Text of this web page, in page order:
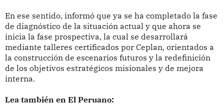
En ese sentido, informó que ya se ha completado la fase
de diagnóstico de la situación actual y que ahora se
inicia la fase prospectiva, la cual se desarrollará
mediante talleres certificados por Ceplan, orientados a
la construcción de escenarios futuros y la redefinición
de los objetivos estratégicos misionales y de mejora
interna.
Lea también en El Peruano: